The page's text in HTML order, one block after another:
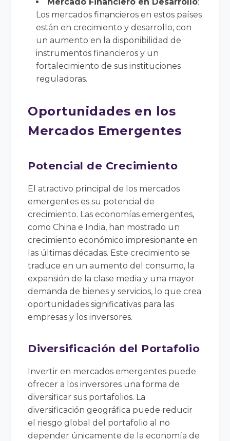
Los mercados financieros en estos países
están en crecimiento y desarrollo, con
un aumento en la disponibilidad de
instrumentos financieros y un
fortalecimiento de sus instituciones
reguladoras.
Oportunidades en los
Mercados Emergentes
Potencial de Crecimiento
El atractivo principal de los mercados
emergentes es su potencial de
crecimiento. Las economías emergentes,
como China e India, han mostrado un
crecimiento económico impresionante en
las últimas décadas. Este crecimiento se
traduce en un aumento del consumo, la
expansión de la clase media y una mayor
demanda de bienes y servicios, lo que crea
oportunidades significativas para las
empresas y los inversores.
Diversificación del Portafolio
Invertir en mercados emergentes puede
ofrecer a los inversores una forma de
diversificar sus portafolios. La
diversificación geográfica puede reducir
el riesgo global del portafolio al no
depender únicamente de la economía de